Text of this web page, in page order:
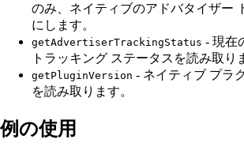
のみ、ネイティブのアドバタイザー
にします。
getAdvertiserTrackingStatus - 現在
トラッキング ステータスを読み取り
getPluginVersion - ネイティブ プラ
を読み取ります。
例の使用